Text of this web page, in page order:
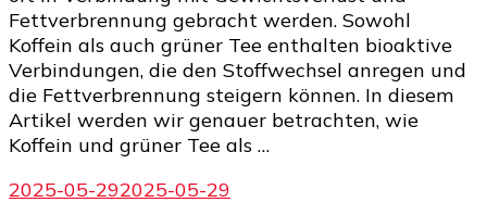
Fettverbrennung gebracht werden. Sowohl
Koffein als auch grüner Tee enthalten bioaktive
Verbindungen, die den Stoffwechsel anregen und
die Fettverbrennung steigern können. In diesem
Artikel werden wir genauer betrachten, wie
Koffein und grüner Tee als …
2025-05-292025-05-29